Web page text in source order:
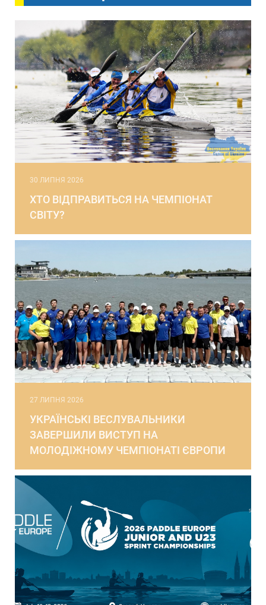
30 ЛИПНЯ 2026
ХТО ВІДПРАВИТЬСЯ НА ЧЕМПІОНАТ
СВІТУ?
27 ЛИПНЯ 2026
УКРАЇНСЬКІ ВЕСЛУВАЛЬНИКИ
ЗАВЕРШИЛИ ВИСТУП НА
МОЛОДІЖНОМУ ЧЕМПІОНАТІ ЄВРОПИ